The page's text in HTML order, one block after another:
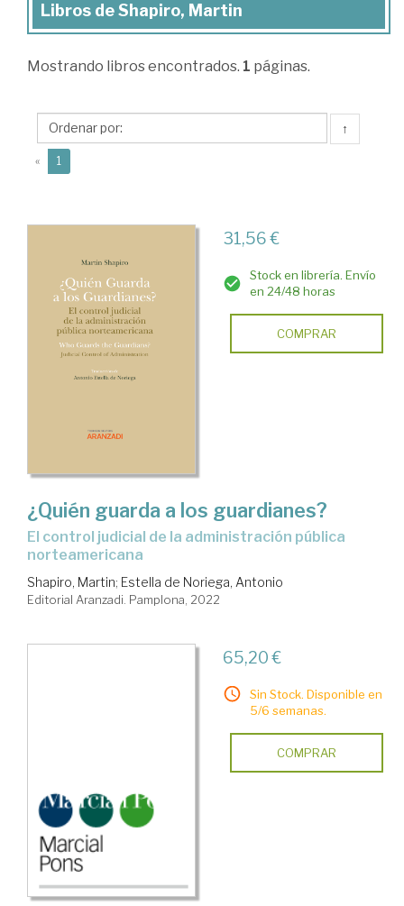
Libros
Shapiro,
Libros de Shapiro, Martin
Mostrando libros encontrados. 1 páginas.
↑
« 1
31,56 €
Stock en librería. Envío
en 24/48 horas
COMPRAR
¿Quién guarda a los guardianes?
el control judicial de la administración pública
norteamericana
Shapiro, Martin; Estella de Noriega, Antonio
Editorial Aranzadi. Pamplona, 2022
65,20 €
Sin Stock. Disponible en
5/6 semanas.
COMPRAR